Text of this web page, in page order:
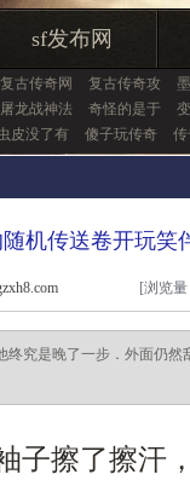
sf发布网
复古传奇网 复古传奇攻
屠龙战神法 奇怪的是于
皮没了有 傻子玩传奇
机传送卷开玩笑
[浏览
终究是晚了一步．外面仍
子擦了擦汗